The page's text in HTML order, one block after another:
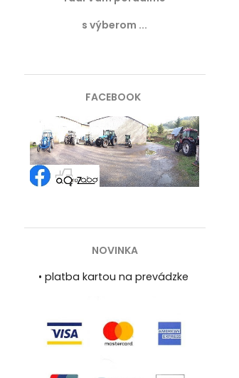
s výberom ...
FACEBOOK
NOVINKA
• platba kartou na prevádzke